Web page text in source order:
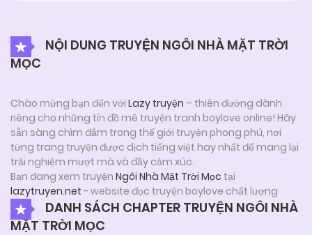
NỘI DUNG TRUYỆN NGÔI NHÀ MẶT TRỜI
MỌC
Chào mừng bạn đến với Lazy truyện – thiên đường dành
riêng cho những tín đồ mê truyện tranh boylove online! Hãy
sẵn sàng chìm đắm trong thế giới truyện phong phú, nơi
từng trang truyện được dịch tiếng việt hay nhất để mang lại
trải nghiệm mượt mà và đầy cảm xúc.
Bạn đang xem truyện Ngôi Nhà Mặt Trời Mọc tại
lazytruyen.net - website đọc truyện boylove chất lượng
DANH SÁCH CHAPTER TRUYỆN NGÔI NHÀ
MẶT TRỜI MỌC